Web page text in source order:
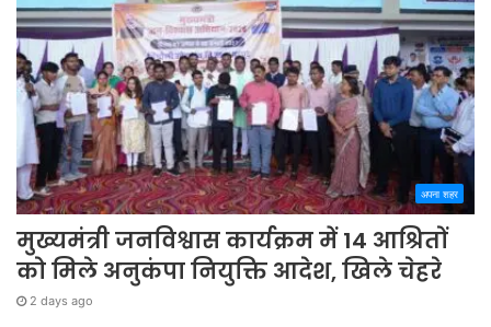
अपना शहर
मुख्यमंत्री जनविश्वास कार्यक्रम में 14 आश्रितों
को मिले अनुकंपा नियुक्ति आदेश, खिले चेहरे
2 days ago